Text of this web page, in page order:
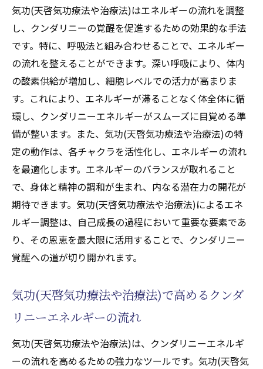
気功(天啓気功療法や治療法)はエネルギーの流れを調整
し、クンダリニーの覚醒を促進するための効果的な手法
です。特に、呼吸法と組み合わせることで、エネルギー
の流れを整えることができます。深い呼吸により、体内
の酸素供給が増加し、細胞レベルでの活力が高まりま
す。これにより、エネルギーが滞ることなく体全体に循
環し、クンダリニーエネルギーがスムーズに目覚める準
備が整います。また、気功(天啓気功療法や治療法)の特
定の動作は、各チャクラを活性化し、エネルギーの流れ
を最適化します。エネルギーのバランスが取れること
で、身体と精神の調和が生まれ、内なる潜在力の開花が
期待できます。気功(天啓気功療法や治療法)によるエネ
ルギー調整は、自己成長の過程において重要な要素であ
り、その恩恵を最大限に活用することで、クンダリニー
覚醒への道が切り開かれます。
気功(天啓気功療法や治療法)で高めるクンダ
リニーエネルギーの流れ
気功(天啓気功療法や治療法)は、クンダリニーエネルギ
ーの流れを高めるための強力なツールです。気功(天啓気